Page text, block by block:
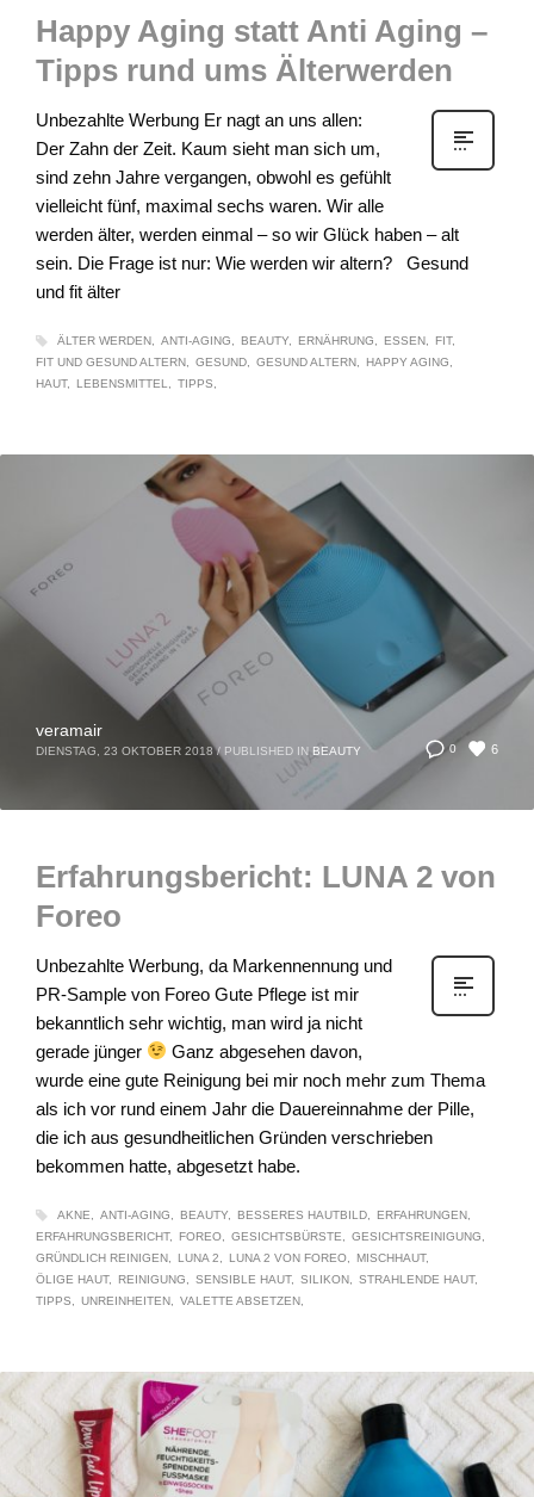
Happy Aging statt Anti Aging –
Tipps rund ums Älterwerden
Unbezahlte Werbung Er nagt an uns allen:
Der Zahn der Zeit. Kaum sieht man sich um,
sind zehn Jahre vergangen, obwohl es gefühlt
vielleicht fünf, maximal sechs waren. Wir alle
werden älter, werden einmal – so wir Glück haben – alt
sein. Die Frage ist nur: Wie werden wir altern? Gesund
und fit älter
ÄLTER WERDEN ANTI-AGING BEAUTY ERNÄHRUNG ESSEN
FIT
FIT UND GESUND ALTERN
GESUND GESUND ALTERN
HAPPY AGING
HAUT
LEBENSMITTEL TIPPS
0 6
veramair
DIENSTAG, 23 OKTOBER 2018 / PUBLISHED IN BEAUTY
Erfahrungsbericht: LUNA 2 von
Foreo
Unbezahlte Werbung, da Markennennung und
PR-Sample von Foreo Gute Pflege ist mir
bekanntlich sehr wichtig, man wird ja nicht
gerade jünger
Ganz abgesehen davon,
wurde eine gute Reinigung bei mir noch mehr zum Thema
als ich vor rund einem Jahr die Dauereinnahme der Pille,
die ich aus gesundheitlichen Gründen verschrieben
bekommen hatte, abgesetzt habe.
AKNE ANTI-AGING BEAUTY BESSERES HAUTBILD
ERFAHRUNGEN
ERFAHRUNGSBERICHT
FOREO GESICHTSBÜRSTE
GESICHTSREINIGUNG
GRÜNDLICH REINIGEN
LUNA 2 LUNA 2 VON FOREO
MISCHHAUT
ÖLIGE HAUT
REINIGUNG SENSIBLE HAUT SILIKON
STRAHLENDE HAUT
TIPPS
UNREINHEITEN VALETTE ABSETZEN